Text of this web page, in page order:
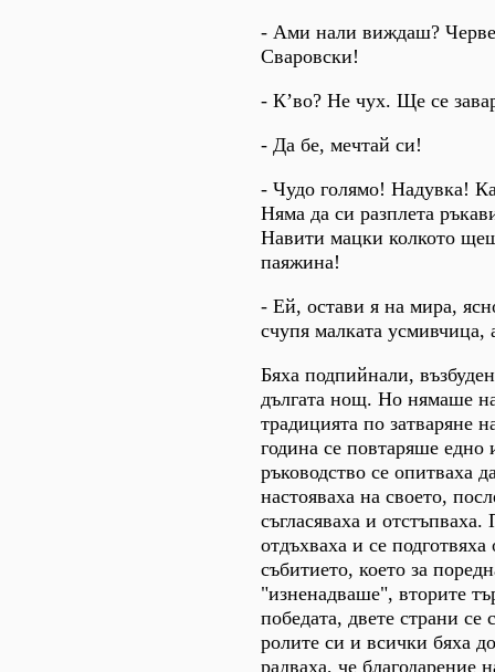
- Ами нали виждаш?
Сваровски!
- К’во? Не чух. Ще се
- Да бе, мечтай си!
- Чудо голямо! Надувка!
Няма да си разплета
Навити мацки колкото
паяжина!
- Ей, остави я на мира,
счупя малката усмивчица,
Бяха подпийнали,
дългата нощ. Но нямаше
традицията по затваряне
година се повтаряше
ръководство се опитваха
настояваха на своето,
съгласяваха и
отдъхваха и се
събитието, което за
"изненадваше", вторите
победата, двете страни се
ролите си и всички бяха
радваха, че благодарение